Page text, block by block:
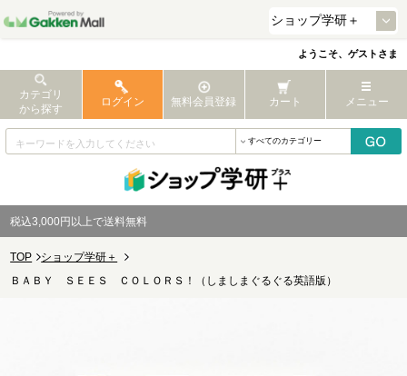
ようこそ、ゲストさま
カテゴリ
から探す
ログイン 無料会員登録 カート メニュー
税込3,000円以上で送料無料
TOP
ショップ学研＋
ＢＡＢＹ ＳＥＥＳ ＣＯＬＯＲＳ！（しましまぐるぐる英語版）